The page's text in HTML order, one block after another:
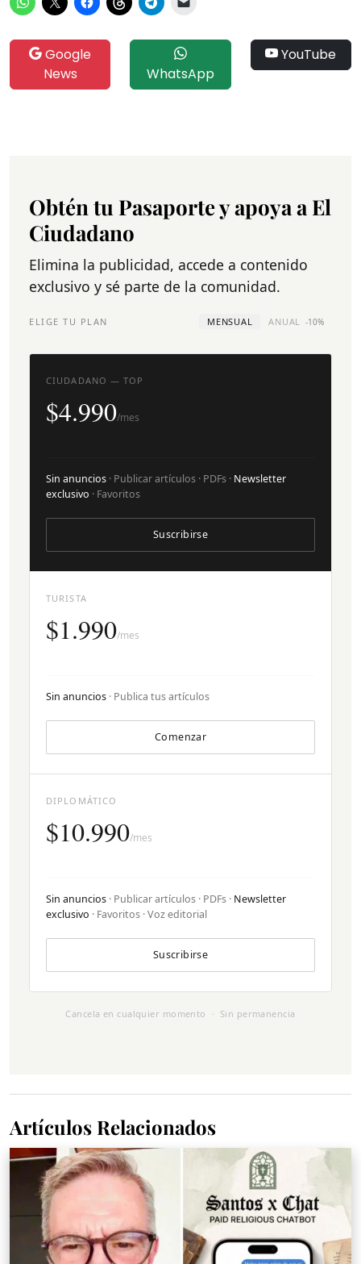
Google
News
WhatsApp
YouTube
Obtén tu Pasaporte y apoya a El
Ciudadano
Elimina la publicidad, accede a contenido
exclusivo y sé parte de la comunidad.
ELIGE TU PLAN MENSUAL ANUAL -10%
TURISTA
$1.990/mes
Sin anuncios · Publica tus artículos
Comenzar
CIUDADANO — TOP
$4.990/mes
Sin anuncios · Publicar artículos · PDFs · Newsletter
exclusivo · Favoritos
Suscribirse
DIPLOMÁTICO
$10.990/mes
Sin anuncios · Publicar artículos · PDFs · Newsletter
exclusivo · Favoritos · Voz editorial
Suscribirse
Cancela en cualquier momento · Sin permanencia
Artículos Relacionados